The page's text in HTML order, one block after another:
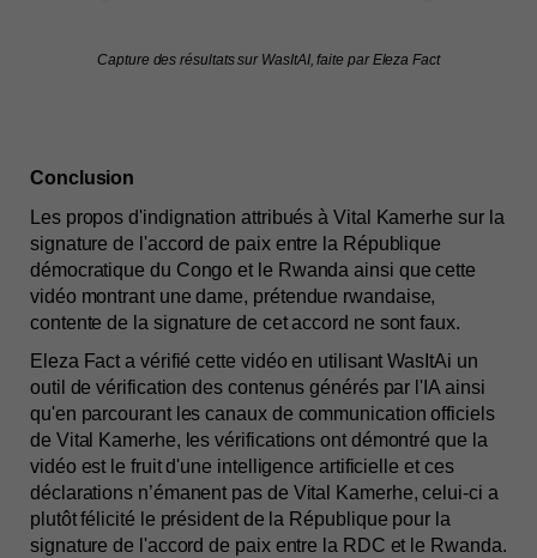
Capture des résultats sur WasItAI, faite par Eleza Fact
Conclusion
Les propos d'indignation attribués à Vital Kamerhe sur la
signature de l'accord de paix entre la République
démocratique du Congo et le Rwanda ainsi que cette
vidéo montrant une dame, prétendue rwandaise,
contente de la signature de cet accord ne sont faux.
Eleza Fact a vérifié cette vidéo en utilisant WasItAi un
outil de vérification des contenus générés par l'IA ainsi
qu'en parcourant les canaux de communication officiels
de Vital Kamerhe, les vérifications ont démontré que la
vidéo est le fruit d'une intelligence artificielle et ces
déclarations n’émanent pas de Vital Kamerhe, celui-ci a
plutôt félicité le président de la République pour la
signature de l'accord de paix entre la RDC et le Rwanda.